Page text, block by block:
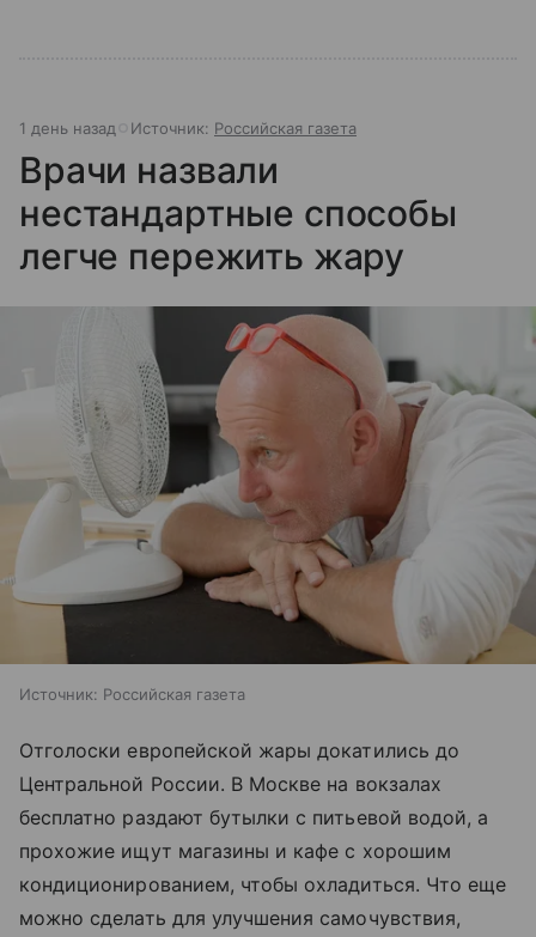
1 день назад Источник: Российская газета
Врачи назвали
нестандартные способы
легче пережить жару
Источник: Российская газета
Отголоски европейской жары докатились до
Центральной России. В Москве на вокзалах
бесплатно раздают бутылки с питьевой водой, а
прохожие ищут магазины и кафе с хорошим
кондиционированием, чтобы охладиться. Что еще
можно сделать для улучшения самочувствия,